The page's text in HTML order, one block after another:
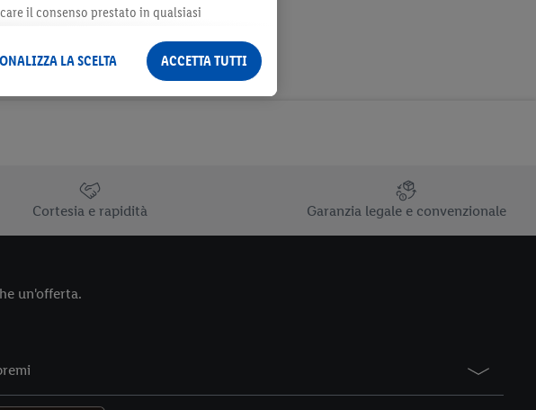
Cortesia e rapidità Garanzia legale e convenzionale
un'offerta.
il consenso prestato in qualsiasi
LA SCELTA ACCETTA TUTTI